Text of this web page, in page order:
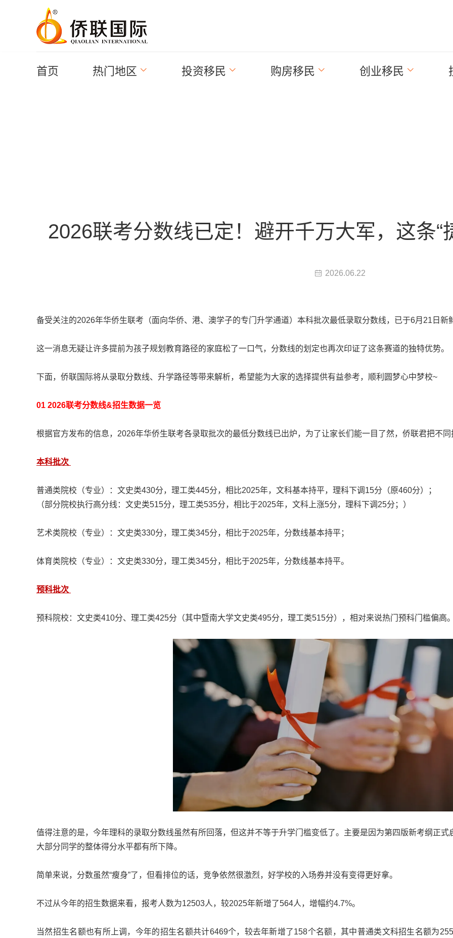
首页 热门地区 投资移民 购房移民 创业移民
2026联考分数线已定！避开千万大军，这条“
2026.06.22
备受关注的2026年华侨生联考（面向华侨、港、澳学子的专门升学通道）本科批次最低录取分数线，已于6月21日新
这一消息无疑让许多提前为孩子规划教育路径的家庭松了一口气，分数线的划定也再次印证了这条赛道的独特优势。
下面，侨联国际将从录取分数线、升学路径等带来解析，希望能为大家的选择提供有益参考，顺利圆梦心中梦校~
01 2026联考分数线&招生数据一览
根据官方发布的信息，2026年华侨生联考各录取批次的最低分数线已出炉，为了让家长们能一目了然，侨联君把不
本科批次
普通类院校（专业）：文史类430分，理工类445分，相比2025年，文科基本持平，理科下调15分（原460分）；
（部分院校执行高分线：文史类515分，理工类535分，相比于2025年，文科上涨5分，理科下调25分；）
艺术类院校（专业）：文史类330分，理工类345分，相比于2025年，分数线基本持平；
体育类院校（专业）：文史类330分，理工类345分，相比于2025年，分数线基本持平。
预科批次
预科院校：文史类410分、理工类425分（其中暨南大学文史类495分，理工类515分），相对来说热门预科门槛偏高
值得注意的是，今年理科的录取分数线虽然有所回落，但这并不等于升学门槛变低了。主要是因为第四版新考纲正
大部分同学的整体得分水平都有所下降。
简单来说，分数虽然“瘦身”了，但看排位的话，竞争依然很激烈，好学校的入场券并没有变得更好拿。
不过从今年的招生数据来看，报考人数为12503人，较2025年新增了564人，增幅约4.7%。
当然招生名额也有所上调，今年的招生名额共计6469个，较去年新增了158个名额，其中普通类文科招生名额为